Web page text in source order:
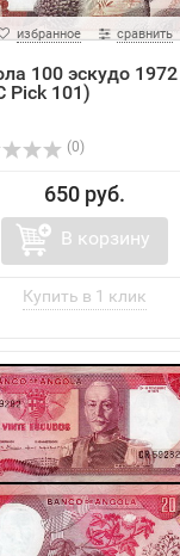
избранное сравнить
100 эскудо 1972
Pick 101)
(0)
650 руб.
В корзину